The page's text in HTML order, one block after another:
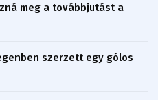
meg a továbbjutást a
szerzett egy gólos